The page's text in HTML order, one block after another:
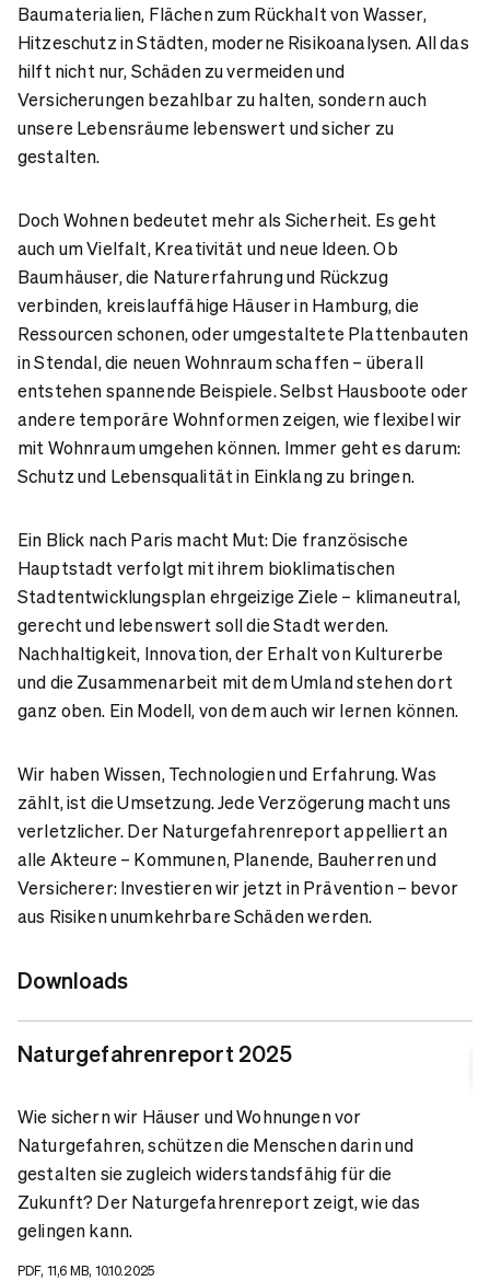
Baumaterialien, Flächen zum Rückhalt von Wasser,
Hitzeschutz in Städten, moderne Risikoanalysen. All das
hilft nicht nur, Schäden zu vermeiden und
Versicherungen bezahlbar zu halten, sondern auch
unsere Lebensräume lebenswert und sicher zu
gestalten.
Doch Wohnen bedeutet mehr als Sicherheit. Es geht
auch um Vielfalt, Kreativität und neue Ideen. Ob
Baumhäuser, die Naturerfahrung und Rückzug
verbinden, kreislauffähige Häuser in Hamburg, die
Ressourcen schonen, oder umgestaltete Plattenbauten
in Stendal, die neuen Wohnraum schaffen – überall
entstehen spannende Beispiele. Selbst Hausboote oder
andere temporäre Wohnformen zeigen, wie flexibel wir
mit Wohnraum umgehen können. Immer geht es darum:
Schutz und Lebensqualität in Einklang zu bringen.
Ein Blick nach Paris macht Mut: Die französische
Hauptstadt verfolgt mit ihrem bioklimatischen
Stadtentwicklungsplan ehrgeizige Ziele – klimaneutral,
gerecht und lebenswert soll die Stadt werden.
Nachhaltigkeit, Innovation, der Erhalt von Kulturerbe
und die Zusammenarbeit mit dem Umland stehen dort
ganz oben. Ein Modell, von dem auch wir lernen können.
Wir haben Wissen, Technologien und Erfahrung. Was
zählt, ist die Umsetzung. Jede Verzögerung macht uns
verletzlicher. Der Naturgefahrenreport appelliert an
alle Akteure – Kommunen, Planende, Bauherren und
Versicherer: Investieren wir jetzt in Prävention – bevor
aus Risiken unumkehrbare Schäden werden.
Downloads
Naturgefahrenreport 2025
Wie sichern wir Häuser und Wohnungen vor
Naturgefahren, schützen die Menschen darin und
gestalten sie zugleich widerstandsfähig für die
Zukunft? Der Naturgefahrenreport zeigt, wie das
gelingen kann.
PDF, 11,6 MB, 10.10.2025